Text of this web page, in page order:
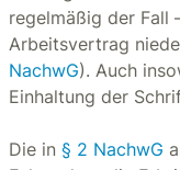
regelmäßig der Fall
Arbeitsvertrag
NachwG). Auch
Einhaltung der
Die in § 2 NachwG